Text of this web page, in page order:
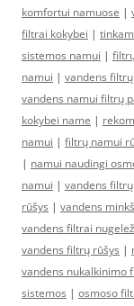
komfortui namuose |
filtrai kokybei |
sistemos namui |
namui | vandens
vandens namui filtrų
kokybei name |
namui | filtrų namui
| namui naudingi
namui | vandens
rūšys | vandens
vandens filtrai
vandens filtrų rūšys |
vandens nukalkinimo
sistemos | osmoso